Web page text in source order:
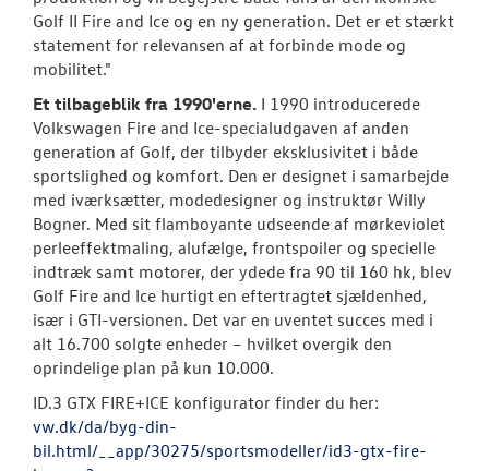
Golf II Fire and Ice og en ny generation. Det er et stærkt
statement for relevansen af at forbinde mode og
mobilitet."
Et tilbageblik fra 1990'erne. I 1990 introducerede
Volkswagen Fire and Ice-specialudgaven af anden
generation af Golf, der tilbyder eksklusivitet i både
sportslighed og komfort. Den er designet i samarbejde
med iværksætter, modedesigner og instruktør Willy
Bogner. Med sit flamboyante udseende af mørkeviolet
perleeffektmaling, alufælge, frontspoiler og specielle
indtræk samt motorer, der ydede fra 90 til 160 hk, blev
Golf Fire and Ice hurtigt en eftertragtet sjældenhed,
især i GTI-versionen. Det var en uventet succes med i
alt 16.700 solgte enheder – hvilket overgik den
oprindelige plan på kun 10.000.
ID.3 GTX FIRE+ICE konfigurator finder du her:
vw.dk/da/byg-din-
bil.html/__app/30275/sportsmodeller/id3-gtx-fire-